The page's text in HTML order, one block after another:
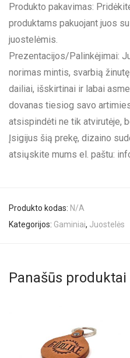
Produkto pakavimas:
produktams pakuojant juos
juostelėmis.
Prezentacijos/Palinkėjimai:
norimas mintis, svarbią
dailiai, išskirtinai ir labai
dovanas tiesiog savo
atsispindėti ne tik atvirutėje,
Įsigijus šią prekę, dizaino
atsiųskite mums el. paštu:
Produkto kodas: N/A
Kategorijos: Gaminiai, Juostelės
Panašūs produktai